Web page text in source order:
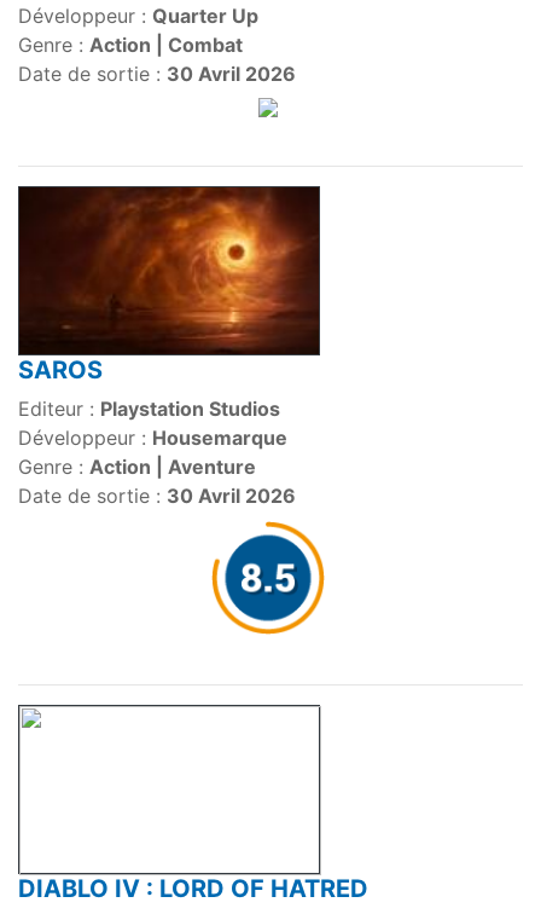
Développeur : Quarter Up
Genre : Action | Combat
Date de sortie : 30 Avril 2026
SAROS
Editeur : Playstation Studios
Développeur : Housemarque
Genre : Action | Aventure
Date de sortie : 30 Avril 2026
DIABLO IV : LORD OF HATRED